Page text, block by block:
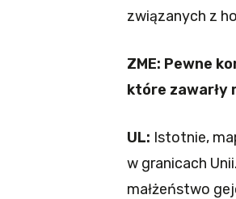
związanych z
ZME: Pewne
które zawarły
UL: Istotnie,
w granicach
małżeństwo